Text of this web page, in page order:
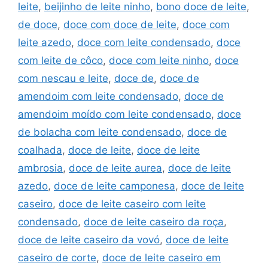
leite, beijinho de leite ninho, bono doce de leite,
de doce, doce com doce de leite, doce com
leite azedo, doce com leite condensado, doce
com leite de côco, doce com leite ninho, doce
com nescau e leite, doce de, doce de
amendoim com leite condensado, doce de
amendoim moído com leite condensado, doce
de bolacha com leite condensado, doce de
coalhada, doce de leite, doce de leite
ambrosia, doce de leite aurea, doce de leite
azedo, doce de leite camponesa, doce de leite
caseiro, doce de leite caseiro com leite
condensado, doce de leite caseiro da roça,
doce de leite caseiro da vovó, doce de leite
caseiro de corte, doce de leite caseiro em